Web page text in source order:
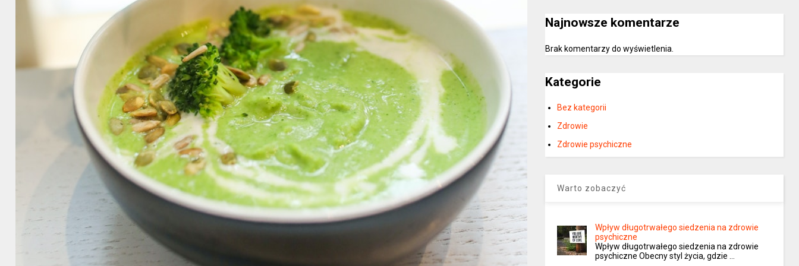
Najnowsze komentarze
Brak komentarzy do wyświetlenia.
Kategorie
Bez kategorii
Zdrowie
Zdrowie psychiczne
Warto zobaczyć
Wpływ długotrwałego siedzenia na zdrowie
psychiczne
Wpływ długotrwałego siedzenia na zdrowie
psychiczne Obecny styl życia, gdzie …